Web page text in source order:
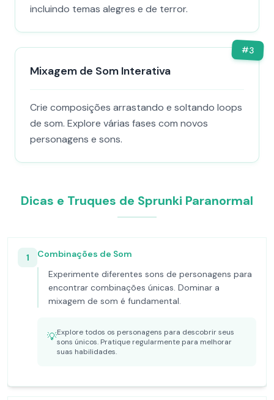
incluindo temas alegres e de terror.
#3
Mixagem de Som Interativa
Crie composições arrastando e soltando loops
de som. Explore várias fases com novos
personagens e sons.
Dicas e Truques de Sprunki Paranormal
1
Combinações de Som
Experimente diferentes sons de personagens para
encontrar combinações únicas. Dominar a
mixagem de som é fundamental.
💡Explore todos os personagens para descobrir seus
sons únicos. Pratique regularmente para melhorar
suas habilidades.